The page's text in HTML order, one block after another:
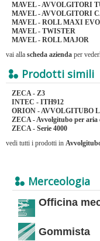
MAVEL - AVVOLGITORI
MAVEL - AVVOLGITORI
MAVEL - ROLL MAXI EVO
MAVEL - TWISTER
MAVEL - ROLL MAJOR
vai alla scheda azienda per
Prodotti simili
ZECA - Z3
INTEC - ITH912
ORION - AVVOLGITUBO
ZECA - Avvolgitubo per aria
ZECA - Serie 4000
vedi tutti i prodotti in
Merceologia
Officina
Gommista